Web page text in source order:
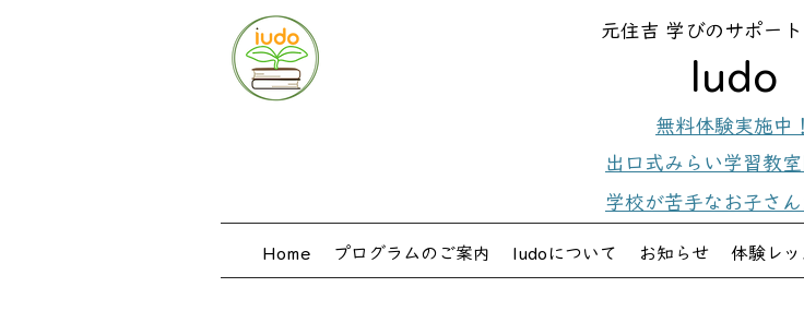
元住吉 学びのサポー
ludo
無料体験実施中！
出口式みらい学習教室
学校が苦手なお子さ
Home プログラムのご案内 ludoについて お知らせ 体験レッ